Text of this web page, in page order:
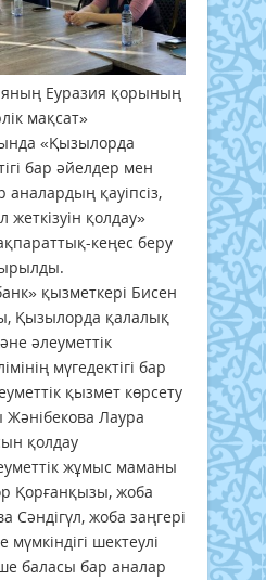
Еуразия қорының
мақсат»
«Қызылорда
бар әйелдер мен
қауіпсіз,
жеткізуін қолдау»
кеңес беру
қызметкері Бисен
Қызылорда қалалық
әлеуметтік
мүгедектігі бар
қызмет көрсету
Жәнібекова Лаура
қолдау
жұмыс маманы
Қорғанқызы, жоба
Сәндігүл, жоба заңгері
шектеулі
баласы бар аналар